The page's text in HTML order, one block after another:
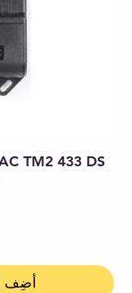
TM2 433 DS
أضِف